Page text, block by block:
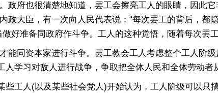
府也很清楚地知道，罢工会擦亮工人的眼睛，因此
大臣，有一次向人民代表说：“每次罢工的背后，都
好准备同政府作斗争。工人的这种觉悟，随着每次罢
同资本家进行斗争。罢工教会工人考虑整个工人阶级
学习对敌人进行战争，争取把全体人民和全体劳动者
工人(以及某些社会党人)开始认为，工人阶级可以只